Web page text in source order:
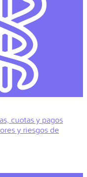
cuotas y pagos
y riesgos de